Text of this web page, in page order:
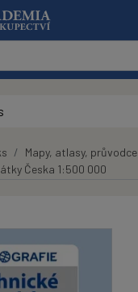
Mapy, atlasy, průvodce
Česka 1:500 000